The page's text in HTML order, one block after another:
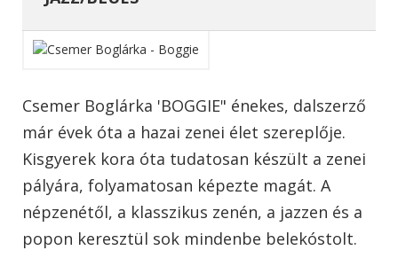
Csemer Boglárka 'BOGGIE" énekes, dalszerző
már évek óta a hazai zenei élet szereplője.
Kisgyerek kora óta tudatosan készült a zenei
pályára, folyamatosan képezte magát. A
népzenétől, a klasszikus zenén, a jazzen és a
popon keresztül sok mindenbe belekóstolt.